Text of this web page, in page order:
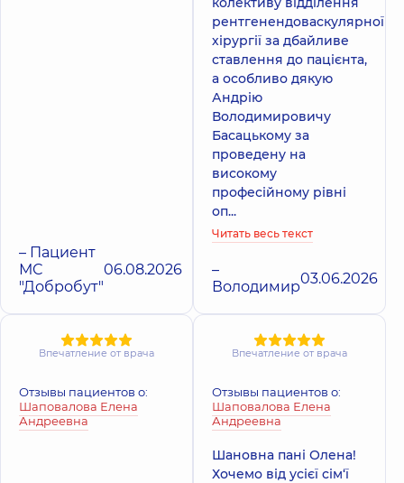
– Пациент
МС
"Добробут"
06.08.2026
рентгенендоваскулярної
хірургії за дбайливе
ставлення до пацієнта,
а особливо дякую
Андрію
Володимировичу
Басацькому за
проведену на
високому
професійному рівні
оп...
Читать весь текст
–
Володимир03.06.2026
Впечатление от врача
Отзывы пациентов о:
Шаповалова Елена
Андреевна
Впечатление от врача
Отзывы пациентов о:
Шаповалова Елена
Андреевна
Шановна пані Олена!
Хочемо від усієї сім‘ї